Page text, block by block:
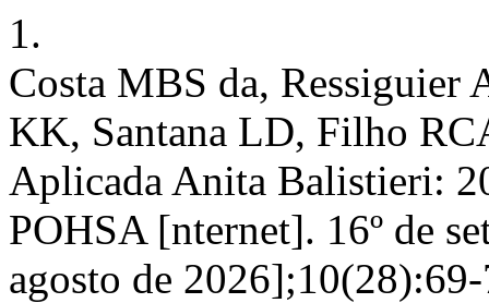
1.
Costa MBS da, Ressiguier
KK, Santana LD, Filho
Aplicada Anita Balistieri:
POHSA [nternet]. 16º de
agosto de